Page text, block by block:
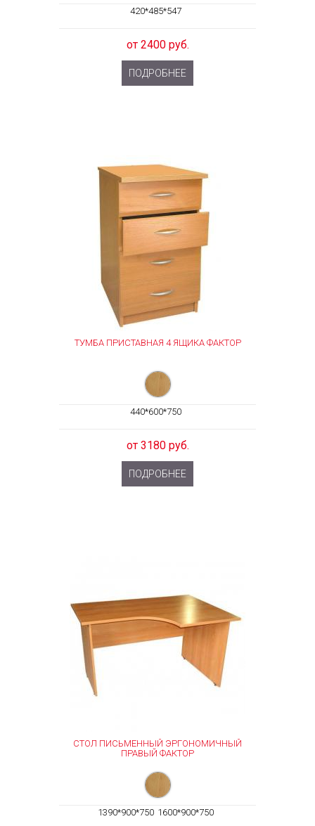
420*485*547
от 2400 руб.
ПОДРОБНЕЕ
ТУМБА ПРИСТАВНАЯ 4 ЯЩИКА ФАКТОР
440*600*750
от 3180 руб.
ПОДРОБНЕЕ
СТОЛ ПИСЬМЕННЫЙ ЭРГОНОМИЧНЫЙ
ПРАВЫЙ ФАКТОР
1390*900*750 1600*900*750